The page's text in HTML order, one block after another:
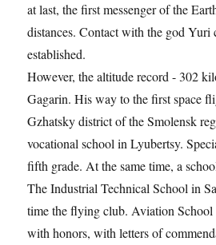
at last, the first messenger of the
distances. Contact with the god Yuri
established.
However, the altitude record - 302
Gagarin. His way to the first space
Gzhatsky district of the Smolensk
vocational school in Lyubertsy.
fifth grade. At the same time, a
The Industrial Technical School in
time the flying club. Aviation
with honors, with letters of